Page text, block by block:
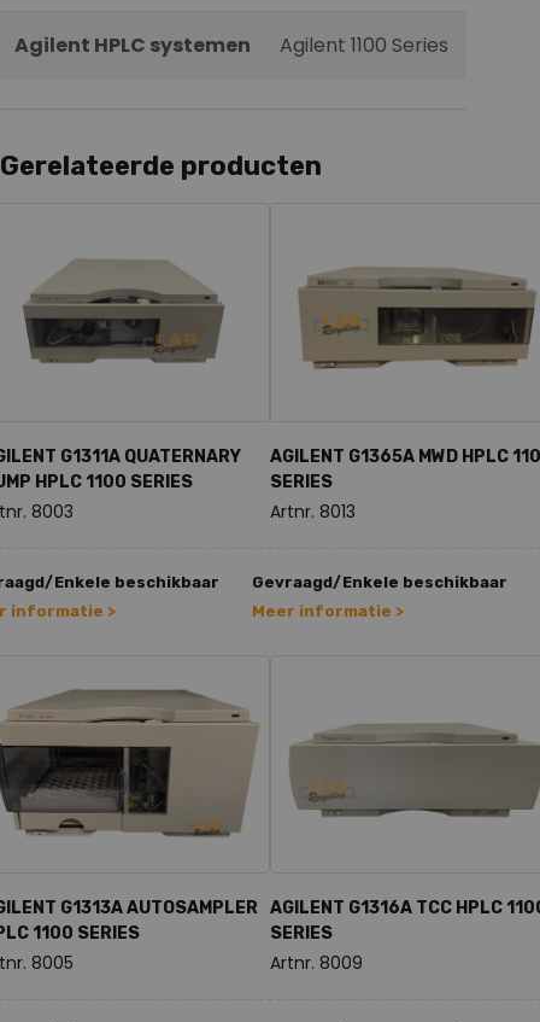
Agilent HPLC systemen Agilent 1100 Series
Gerelateerde producten
G1311A QUATERNARY
HPLC 1100 SERIES
8003
Enkele beschikbaar
informatie >
AGILENT G1365A MWD HPLC
SERIES
Artnr. 8013
Gevraagd/Enkele beschikbaar
Meer informatie >
G1313A AUTOSAMPLER
1100 SERIES
8005
AGILENT G1316A TCC HPLC
SERIES
Artnr. 8009